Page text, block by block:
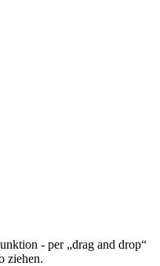
- per „drag and drop“
ziehen.